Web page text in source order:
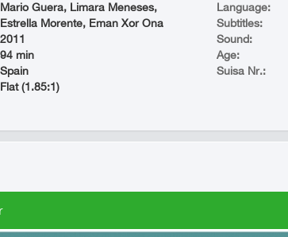
Mario Guera, Limara Meneses,
Estrella Morente, Eman Xor Ona
2011
94 min
Spain
Flat (1.85:1)
Language:
Subtitles:
Sound:
Age:
Suisa Nr.: